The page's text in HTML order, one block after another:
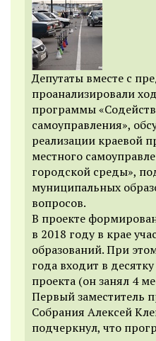
Депутаты вместе с
проанализировали
программы
самоуправления»,
реализации краевой
местного
городской среды»,
муниципальных
вопросов.
В проекте
в 2018 году в крае
образований. При
года входит в
проекта (он занял 4
Первый заместитель
Собрания Алексей
подчеркнул, что